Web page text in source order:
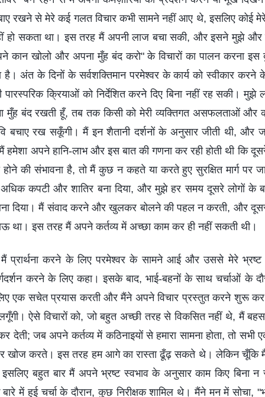
रखने से मेरे कई गलत विचार कभी सामने नहीं आए थे, इसलिए कोई
हो सकता था। इस तरह मैं अपनी लाज बचा सकी, और इसने मुझे और
कान खोलो और अपना मुँह बंद करो" के विचारों का पालन करना इस
है। अंत के दिनों के सर्वशक्तिमान परमेश्वर के कार्य को स्वीकार करने
क्रियाओं को निर्देशित करने दिए बिना नहीं रह सकी। मुझे
मुँह बंद रखती हूँ, तब तक किसी को मेरी व्यक्तिगत असफलताओं और
बचाए रख सकूँगी। मैं इन शैतानी दर्शनों के अनुसार जीती थी, और
हमेशा अपने हानि-लाभ और इस बात की गणना कर रही होती थी कि
होने की संभावना है, तो मैं कुछ न कहते या करते हुए सुरक्षित मार्ग पर
कपटी और शातिर बना दिया, और मुझे हर समय दूसरे लोगों के
दिया। मैं संवाद करने और खुलकर बोलने की पहल न करती, और
था। इस तरह मैं अपने कर्तव्य में अच्छा काम कर ही नहीं सकती थी।
प्रार्थना करने के लिए परमेश्वर के सामने आई और उससे मेरे
करने के लिए कहा। इसके बाद, भाई-बहनों के साथ चर्चाओं के
एक सचेत प्रयास करती और मैंने अपने विचार प्रस्तुत करने शुरू कर
ऐसे विचारों को, जो बहुत अच्छी तरह से विकसित नहीं थे, मैं
देती; जब अपने कर्तव्य में कठिनाइयों से हमारा सामना होता, तो
खोज करते। इस तरह हम आगे का रास्ता ढूँढ़ सकते थे। लेकिन चूँकि मैं
बहुत बार मैं अपने भ्रष्ट स्वभाव के अनुसार काम किए बिना न
में हुई चर्चा के दौरान, कुछ निरीक्षक शामिल थे। मैंने मन में सोचा,